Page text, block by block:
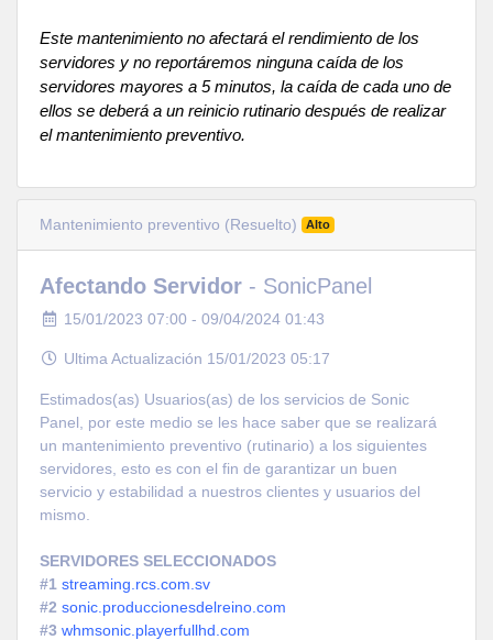
Este mantenimiento no afectará el rendimiento de los
servidores y no reportáremos ninguna caída de los
servidores mayores a 5 minutos, la caída de cada uno de
ellos se deberá a un reinicio rutinario después de realizar
el mantenimiento preventivo.
Mantenimiento preventivo (Resuelto) Alto
Afectando Servidor - SonicPanel
15/01/2023 07:00 - 09/04/2024 01:43
Ultima Actualización 15/01/2023 05:17
Estimados(as) Usuarios(as) de los servicios de Sonic
Panel, por este medio se les hace saber que se realizará
un mantenimiento preventivo (rutinario) a los siguientes
servidores, esto es con el fin de garantizar un buen
servicio y estabilidad a nuestros clientes y usuarios del
mismo.
SERVIDORES SELECCIONADOS
#1 streaming.rcs.com.sv
#2 sonic.produccionesdelreino.com
#3 whmsonic.playerfullhd.com